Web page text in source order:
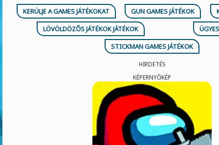
KERÜLJE A GAMES JÁTÉKOKAT GUN GAMES JÁTÉKOK
LÖVÖLDÖZŐS JÁTÉKOK JÁTÉKOK
STICKMAN GAMES JÁTÉKOK
HIRDETÉS
KÉPERNYŐKÉP